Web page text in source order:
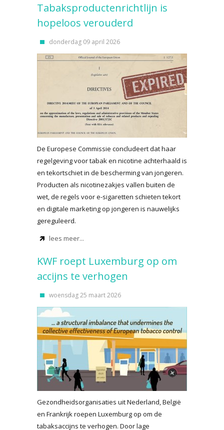
Tabaksproductenrichtlijn is
hopeloos verouderd
donderdag 09 april 2026
De Europese Commissie concludeert dat haar
regelgeving voor tabak en nicotine achterhaald is
en tekortschiet in de bescherming van jongeren.
Producten als nicotinezakjes vallen buiten de
wet, de regels voor e-sigaretten schieten tekort
en digitale marketing op jongeren is nauwelijks
gereguleerd.
lees meer...
KWF roept Luxemburg op om
accijns te verhogen
woensdag 25 maart 2026
Gezondheidsorganisaties uit Nederland, België
en Frankrijk roepen Luxemburg op om de
tabaksaccijns te verhogen. Door lage